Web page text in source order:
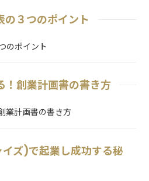
の３つのポイント
のポイント
！創業計画書の書き方
業計画書の書き方
ズ)で起業し成功する秘